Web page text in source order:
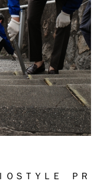
ＯＳＴＹＬＥ ＰＲ